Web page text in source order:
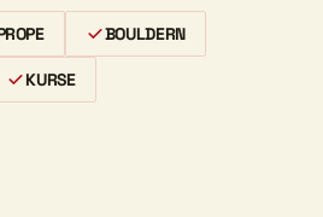
BOULDERN
KURSE